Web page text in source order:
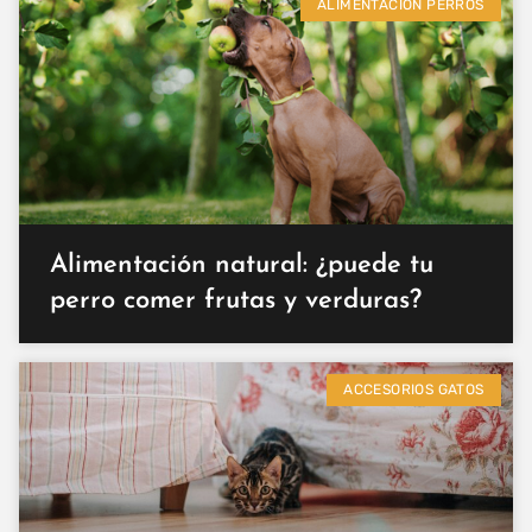
ALIMENTACIÓN PERROS
Alimentación natural: ¿puede tu
perro comer frutas y verduras?
ACCESORIOS GATOS